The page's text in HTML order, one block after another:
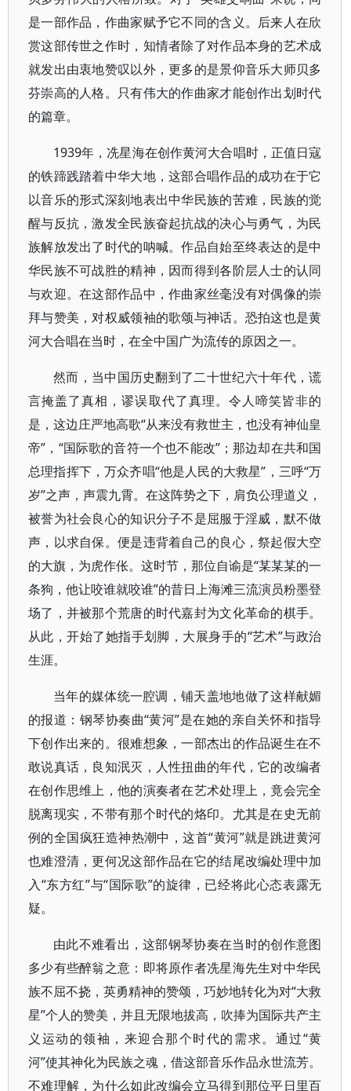
是一部作品，作曲家赋予它不同的含义。后来人在欣
赏这部传世之作时，知情者除了对作品本身的艺术成
就发出由衷地赞叹以外，更多的是景仰音乐大师贝多
芬崇高的人格。只有伟大的作曲家才能创作出划时代
的篇章。
1939年，冼星海在创作黄河大合唱时，正值日寇
的铁蹄践踏着中华大地，这部合唱作品的成功在于它
以音乐的形式深刻地表出中华民族的苦难，民族的觉
醒与反抗，激发全民族奋起抗战的决心与勇气，为民
族解放发出了时代的呐喊。作品自始至终表达的是中
华民族不可战胜的精神，因而得到各阶层人士的认同
与欢迎。在这部作品中，作曲家丝毫没有对偶像的崇
拜与赞美，对权威领袖的歌颂与神话。恐拍这也是黄
河大合唱在当时，在全中国广为流传的原因之一。
然而，当中国历史翻到了二十世纪六十年代，谎
言掩盖了真相，谬误取代了真理。令人啼笑皆非的
是，这边庄严地高歌“从来没有救世主，也没有神仙皇
帝”，“国际歌的音符一个也不能改”；那边却在共和国
总理指挥下，万众齐唱“他是人民的大救星”，三呼“万
岁”之声，声震九霄。在这阵势之下，肩负公理道义，
被誉为社会良心的知识分子不是屈服于淫威，默不做
声，以求自保。便是违背着自己的良心，祭起假大空
的大旗，为虎作伥。这时节，那位自谕是“某某某的一
条狗，他让咬谁就咬谁”的昔日上海滩三流演员粉墨登
场了，并被那个荒唐的时代嘉封为文化革命的棋手。
从此，开始了她指手划脚，大展身手的“艺术”与政治
生涯。
当年的媒体统一腔调，铺天盖地地做了这样献媚
的报道：钢琴协奏曲“黄河”是在她的亲自关怀和指导
下创作出来的。很难想象，一部杰出的作品诞生在不
敢说真话，良知泯灭，人性扭曲的年代，它的改编者
在创作思维上，他的演奏者在艺术处理上，竟会完全
脱离现实，不带有那个时代的烙印。尤其是在史无前
例的全国疯狂造神热潮中，这首“黄河”就是跳进黄河
也难澄清，更何况这部作品在它的结尾改编处理中加
入“东方红”与“国际歌”的旋律，已经将此心态表露无
疑。
由此不难看出，这部钢琴协奏在当时的创作意图
多少有些醉翁之意：即将原作者冼星海先生对中华民
族不屈不挠，英勇精神的赞颂，巧妙地转化为对“大救
星”个人的赞美，并且无限地拔高，吹捧为国际共产主
义运动的领袖，来迎合那个时代的需求。通过“黄
河”使其神化为民族之魂，借这部音乐作品永世流芳。
不难理解，为什么如此改编会立马得到那位平日里百